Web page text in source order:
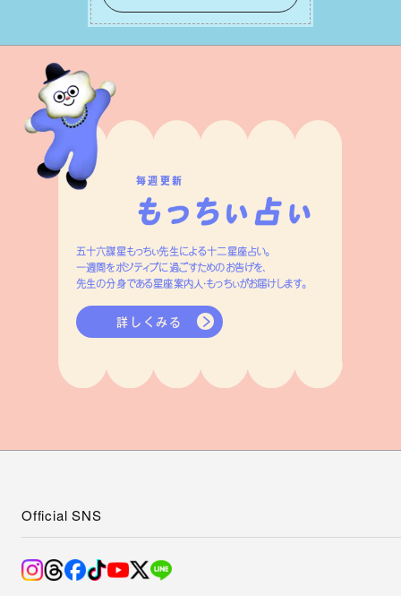
って有意義で安定した成果を引き寄せま
す。
毎週更新
五十六謀星もっちぃ先生による十二星座占い。
一週間をポジティブに過ごすためのお告げを、
先生の分身である星座案内人・もっちぃがお届けします。
詳しくみる
Official SNS